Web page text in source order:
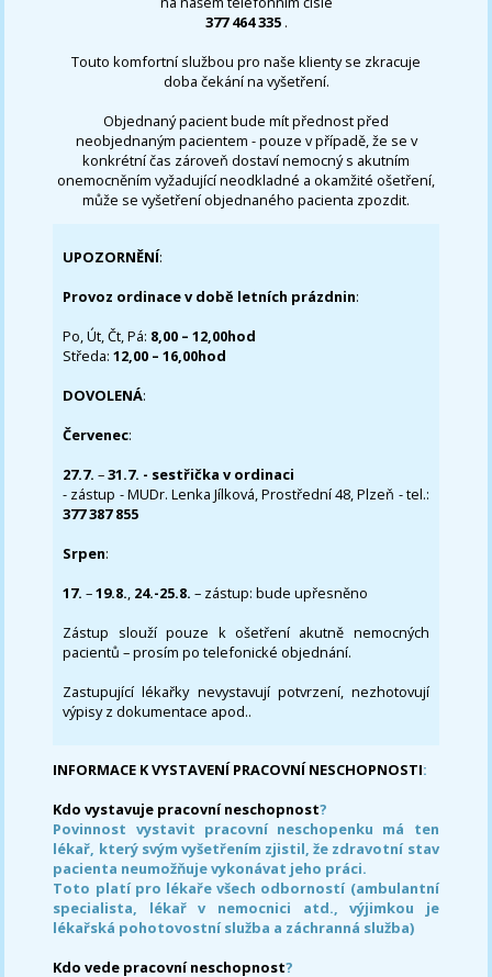
377 464 335 .
Touto komfortní službou pro naše klienty se zkracuje
doba čekání na vyšetření.
Objednaný pacient bude mít přednost před
neobjednaným pacientem - pouze v případě, že se v
konkrétní čas zároveň dostaví nemocný s akutním
onemocněním vyžadující neodkladné a okamžité ošetření,
může se vyšetření objednaného pacienta zpozdit.
UPOZORNĚNÍ:
Provoz ordinace v době letních prázdnin:
Po, Út, Čt, Pá: 8,00 – 12,00hod
Středa:12,00 – 16,00hod
DOVOLENÁ:
Červenec:
27.7.–31.7. - sestřička v ordinaci
- zástup - MUDr. Lenka Jílková, Prostřední 48, Plzeň - tel.:
377 387 855
Srpen:
17. –19.8., 24.-25.8. – zástup: bude upřesněno
Zástup slouží pouze k ošetření akutně nemocných
pacientů – prosím po telefonické objednání.
Zastupující lékařky nevystavují potvrzení, nezhotovují
výpisy z dokumentace apod..
INFORMACE K VYSTAVENÍ PRACOVNÍ NESCHOPNOSTI:
Kdo vystavuje pracovní neschopnost?
Povinnost vystavit pracovní neschopenku má ten
lékař, který svým vyšetřením zjistil, že zdravotní stav
pacienta neumožňuje vykonávat jeho práci.
Toto platí pro lékaře všech odborností (ambulantní
specialista, lékař v nemocnici atd., výjimkou je
lékařská pohotovostní služba a záchranná služba)
Kdo vede pracovní neschopnost?